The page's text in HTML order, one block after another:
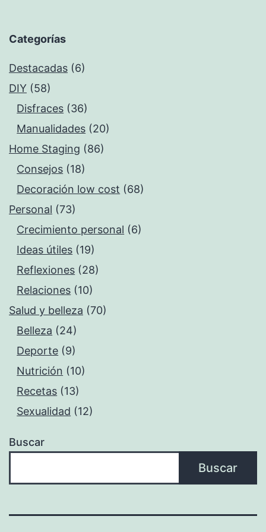
Categorías
Destacadas (6)
DIY (58)
Disfraces (36)
Manualidades (20)
Home Staging (86)
Consejos (18)
Decoración low cost (68)
Personal (73)
Crecimiento personal (6)
Ideas útiles (19)
Reflexiones (28)
Relaciones (10)
Salud y belleza (70)
Belleza (24)
Deporte (9)
Nutrición (10)
Recetas (13)
Sexualidad (12)
Buscar
Buscar